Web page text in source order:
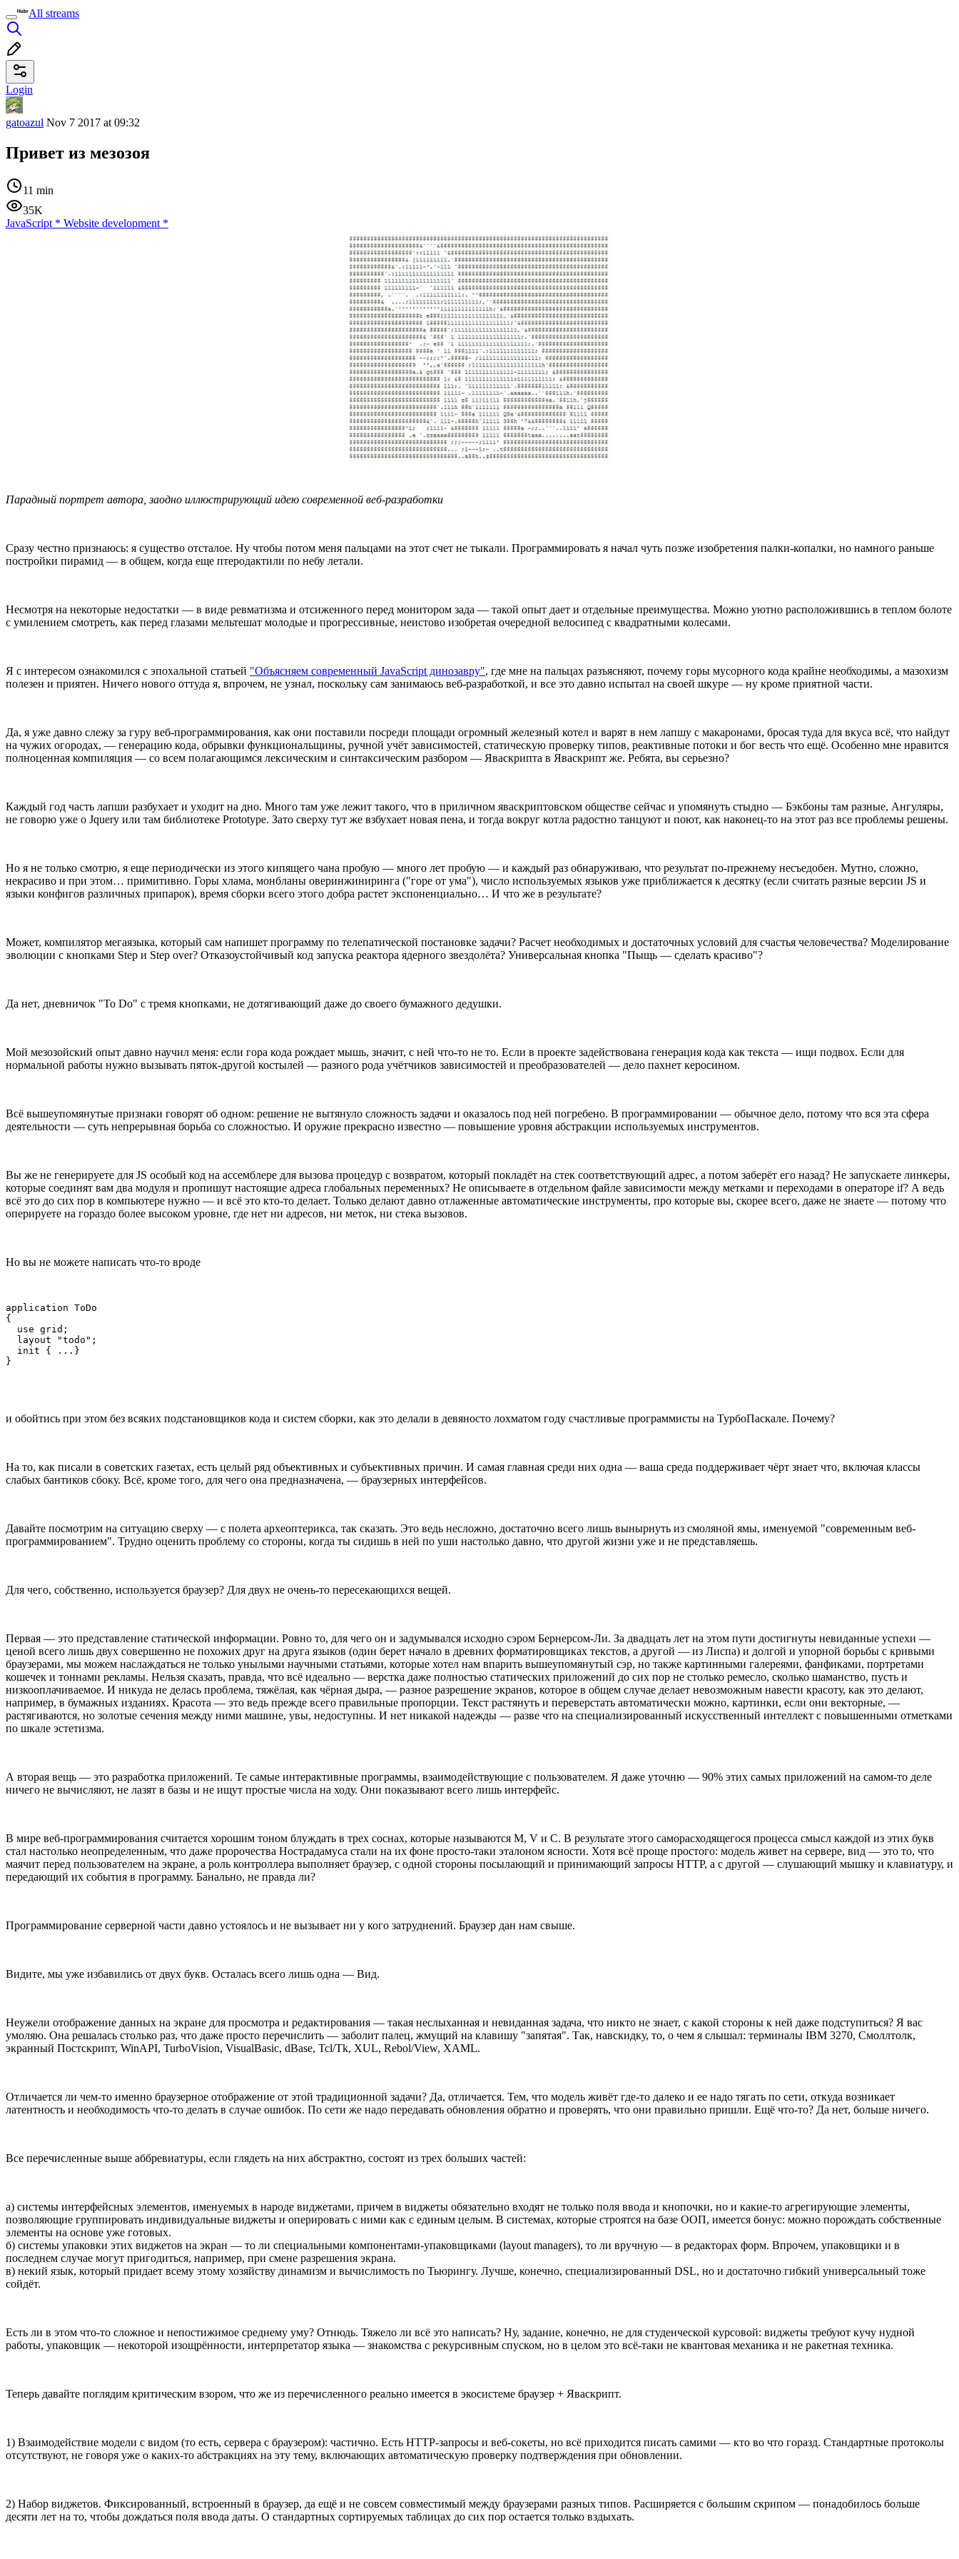
All streams
Login
gatoazul Nov 7 2017 at 09:32
Привет из мезозоя
11 min
35K
JavaScript * Website development *
Парадный портрет автора, заодно иллюстрирующий идею современной веб-разработки
Сразу честно признаюсь: я существо отсталое. Ну чтобы потом меня пальцами на этот счет не тыкали. Программировать я начал чуть позже изобретения палки-копалки, но намного раньше
постройки пирамид — в общем, когда еще птеродактили по небу летали.
Несмотря на некоторые недостатки — в виде ревматизма и отсиженного перед монитором зада — такой опыт дает и отдельные преимущества. Можно уютно расположившись в теплом болоте
с умилением смотреть, как перед глазами мельтешат молодые и прогрессивные, неистово изобретая очередной велосипед с квадратными колесами.
Я с интересом ознакомился с эпохальной статьей "Объясняем современный JavaScript динозавру", где мне на пальцах разъясняют, почему горы мусорного кода крайне необходимы, а мазохизм
полезен и приятен. Ничего нового оттуда я, впрочем, не узнал, поскольку сам занимаюсь веб-разработкой, и все это давно испытал на своей шкуре — ну кроме приятной части.
Да, я уже давно слежу за гуру веб-программирования, как они поставили посреди площади огромный железный котел и варят в нем лапшу с макаронами, бросая туда для вкуса всё, что найдут
на чужих огородах, — генерацию кода, обрывки функциональщины, ручной учёт зависимостей, статическую проверку типов, реактивные потоки и бог весть что ещё. Особенно мне нравится
полноценная компиляция — со всем полагающимся лексическим и синтаксическим разбором — Яваскрипта в Яваскрипт же. Ребята, вы серьезно?
Каждый год часть лапши разбухает и уходит на дно. Много там уже лежит такого, что в приличном яваскриптовском обществе сейчас и упомянуть стыдно — Бэкбоны там разные, Ангуляры,
не говорю уже о Jquery или там библиотеке Prototype. Зато сверху тут же взбухает новая пена, и тогда вокруг котла радостно танцуют и поют, как наконец-то на этот раз все проблемы решены.
Но я не только смотрю, я еще периодически из этого кипящего чана пробую — много лет пробую — и каждый раз обнаруживаю, что результат по-прежнему несъедобен. Мутно, сложно,
некрасиво и при этом… примитивно. Горы хлама, монбланы оверинжиниринга ("горе от ума"), число используемых языков уже приближается к десятку (если считать разные версии JS и
языки конфигов различных припарок), время сборки всего этого добра растет экспоненциально… И что же в результате?
Может, компилятор мегаязыка, который сам напишет программу по телепатической постановке задачи? Расчет необходимых и достаточных условий для счастья человечества? Моделирование
эволюции с кнопками Step и Step over? Отказоустойчивый код запуска реактора ядерного звездолёта? Универсальная кнопка "Пыщь — сделать красиво"?
Да нет, дневничок "To Do" с тремя кнопками, не дотягивающий даже до своего бумажного дедушки.
Мой мезозойский опыт давно научил меня: если гора кода рождает мышь, значит, с ней что-то не то. Если в проекте задействована генерация кода как текста — ищи подвох. Если для
нормальной работы нужно вызывать пяток-другой костылей — разного рода учётчиков зависимостей и преобразователей — дело пахнет керосином.
Всё вышеупомянутые признаки говорят об одном: решение не вытянуло сложность задачи и оказалось под ней погребено. В программировании — обычное дело, потому что вся эта сфера
деятельности — суть непрерывная борьба со сложностью. И оружие прекрасно известно — повышение уровня абстракции используемых инструментов.
Вы же не генерируете для JS особый код на ассемблере для вызова процедур с возвратом, который покладёт на стек соответствующий адрес, а потом заберёт его назад? Не запускаете линкеры,
которые соединят вам два модуля и пропишут настоящие адреса глобальных переменных? Не описываете в отдельном файле зависимости между метками и переходами в операторе if? А ведь
всё это до сих пор в компьютере нужно — и всё это кто-то делает. Только делают давно отлаженные автоматические инструменты, про которые вы, скорее всего, даже не знаете — потому что
оперируете на гораздо более высоком уровне, где нет ни адресов, ни меток, ни стека вызовов.
Но вы не можете написать что-то вроде
application ToDo
{
  use grid;
  layout "todo";
  init { ...}
}
и обойтись при этом без всяких подстановщиков кода и систем сборки, как это делали в девяносто лохматом году счастливые программисты на ТурбоПаскале. Почему?
На то, как писали в советских газетах, есть целый ряд объективных и субъективных причин. И самая главная среди них одна — ваша среда поддерживает чёрт знает что, включая классы
слабых бантиков сбоку. Всё, кроме того, для чего она предназначена, — браузерных интерфейсов.
Давайте посмотрим на ситуацию сверху — с полета археоптерикса, так сказать. Это ведь несложно, достаточно всего лишь вынырнуть из смоляной ямы, именуемой "современным веб-
программированием". Трудно оценить проблему со стороны, когда ты сидишь в ней по уши настолько давно, что другой жизни уже и не представляешь.
Для чего, собственно, используется браузер? Для двух не очень-то пересекающихся вещей.
Первая — это представление статической информации. Ровно то, для чего он и задумывался исходно сэром Бернерсом-Ли. За двадцать лет на этом пути достигнуты невиданные успехи —
ценой всего лишь двух совершенно не похожих друг на друга языков (один берет начало в древних форматировщиках текстов, а другой — из Лиспа) и долгой и упорной борьбы с кривыми
браузерами, мы можем наслаждаться не только унылыми научными статьями, которые хотел нам впарить вышеупомянутый сэр, но также картинными галереями, фанфиками, портретами
кошечек и тоннами рекламы. Нельзя сказать, правда, что всё идеально — верстка даже полностью статических приложений до сих пор не столько ремесло, сколько шаманство, пусть и
низкооплачиваемое. И никуда не делась проблема, тяжёлая, как чёрная дыра, — разное разрешение экранов, которое в общем случае делает невозможным навести красоту, как это делают,
например, в бумажных изданиях. Красота — это ведь прежде всего правильные пропорции. Текст растянуть и переверстать автоматически можно, картинки, если они векторные, —
растягиваются, но золотые сечения между ними машине, увы, недоступны. И нет никакой надежды — разве что на специализированный искусственный интеллект с повышенными отметками
по шкале эстетизма.
А вторая вещь — это разработка приложений. Те самые интерактивные программы, взаимодействующие с пользователем. Я даже уточню — 90% этих самых приложений на самом-то деле
ничего не вычисляют, не лазят в базы и не ищут простые числа на ходу. Они показывают всего лишь интерфейс.
В мире веб-программирования считается хорошим тоном блуждать в трех соснах, которые называются M, V и C. В результате этого саморасходящегося процесса смысл каждой из этих букв
стал настолько неопределенным, что даже пророчества Нострадамуса стали на их фоне просто-таки эталоном ясности. Хотя всё проще простого: модель живет на сервере, вид — это то, что
маячит перед пользователем на экране, а роль контроллера выполняет браузер, с одной стороны посылающий и принимающий запросы HTTP, а с другой — слушающий мышку и клавиатуру, и
передающий их события в программу. Банально, не правда ли?
Программирование серверной части давно устоялось и не вызывает ни у кого затруднений. Браузер дан нам свыше.
Видите, мы уже избавились от двух букв. Осталась всего лишь одна — Вид.
Неужели отображение данных на экране для просмотра и редактирования — такая неслыханная и невиданная задача, что никто не знает, с какой стороны к ней даже подступиться? Я вас
умоляю. Она решалась столько раз, что даже просто перечислить — заболит палец, жмущий на клавишу "запятая". Так, навскидку, то, о чем я слышал: терминалы IBM 3270, Смоллтолк,
экранный Постскрипт, WinAPI, TurboVision, VisualBasic, dBase, Tcl/Tk, XUL, Rebol/View, XAML.
Отличается ли чем-то именно браузерное отображение от этой традиционной задачи? Да, отличается. Тем, что модель живёт где-то далеко и ее надо тягать по сети, откуда возникает
латентность и необходимость что-то делать в случае ошибок. По сети же надо передавать обновления обратно и проверять, что они правильно пришли. Ещё что-то? Да нет, больше ничего.
Все перечисленные выше аббревиатуры, если глядеть на них абстрактно, состоят из трех больших частей:
а) системы интерфейсных элементов, именуемых в народе виджетами, причем в виджеты обязательно входят не только поля ввода и кнопочки, но и какие-то агрегирующие элементы,
позволяющие группировать индивидуальные виджеты и оперировать с ними как с единым целым. В системах, которые строятся на базе ООП, имеется бонус: можно порождать собственные
элементы на основе уже готовых.
б) системы упаковки этих виджетов на экран — то ли специальными компонентами-упаковщиками (layout managers), то ли вручную — в редакторах форм. Впрочем, упаковщики и в
последнем случае могут пригодиться, например, при смене разрешения экрана.
в) некий язык, который придает всему этому хозяйству динамизм и вычислимость по Тьюрингу. Лучше, конечно, специализированный DSL, но и достаточно гибкий универсальный тоже
сойдёт.
Есть ли в этом что-то сложное и непостижимое среднему уму? Отнюдь. Тяжело ли всё это написать? Ну, задание, конечно, не для студенческой курсовой: виджеты требуют кучу нудной
работы, упаковщик — некоторой изощрённости, интерпретатор языка — знакомства с рекурсивным спуском, но в целом это всё-таки не квантовая механика и не ракетная техника.
Теперь давайте поглядим критическим взором, что же из перечисленного реально имеется в экосистеме браузер + Яваскрипт.
1) Взаимодействие модели с видом (то есть, сервера с браузером): частично. Есть HTTP-запросы и веб-сокеты, но всё приходится писать самими — кто во что горазд. Стандартные протоколы
отсутствуют, не говоря уже о каких-то абстракциях на эту тему, включающих автоматическую проверку подтверждения при обновлении.
2) Набор виджетов. Фиксированный, встроенный в браузер, да ещё и не совсем совместимый между браузерами разных типов. Расширяется с большим скрипом — понадобилось больше
десяти лет на то, чтобы дождаться поля ввода даты. О стандартных сортируемых таблицах до сих пор остается только вздыхать.